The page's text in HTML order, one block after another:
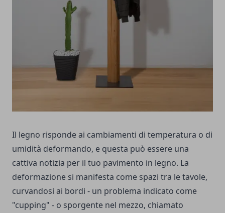
Il legno risponde ai cambiamenti di temperatura o di
umidità deformando, e questa può essere una
cattiva notizia per il tuo pavimento in legno. La
deformazione si manifesta come spazi tra le tavole,
curvandosi ai bordi - un problema indicato come
"cupping" - o sporgente nel mezzo, chiamato